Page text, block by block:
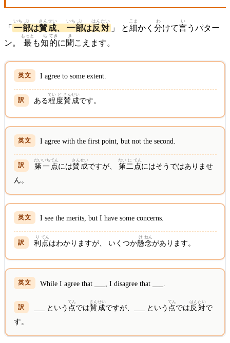
「 一
いち
部
ぶ
は賛
さん
成
せい
、 一
いち
部
ぶ
は反
はん
対
たい
」 と細
こま
かく 分
わ
けて言
い
うパター
ン。
最
もっと
も知
ち
的
てき
に聞
き
こえます。
I agree to some extent.
ある程
てい
度
ど
賛
さん
成
せい
です。
I agree with the first point, but not the second.
第
だい
一
いち
点
てん
には賛
さん
成
せい
ですが、第
だい
二
に
点
てん
にはそうではありませ
ん。
I see the merits, but I have some concerns.
利
り
点
てん
はわかりますが、 いくつか懸
け
念
ねん
があります。
While I agree that ___, I disagree that ___.
___ という 点
てん
では賛
さん
成
せい
ですが、___ という 点
てん
では 反
はん
対
たい
で
す。